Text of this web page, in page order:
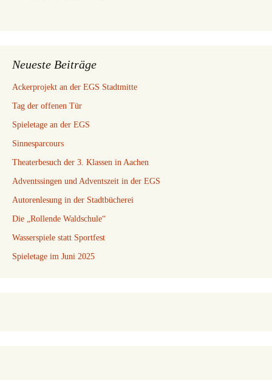
Neueste Beiträge
Ackerprojekt an der EGS Stadtmitte
Tag der offenen Tür
Spieletage an der EGS
Sinnesparcours
Theaterbesuch der 3. Klassen in Aachen
Adventssingen und Adventszeit in der EGS
Autorenlesung in der Stadtbücherei
Die „Rollende Waldschule“
Wasserspiele statt Sportfest
Spieletage im Juni 2025